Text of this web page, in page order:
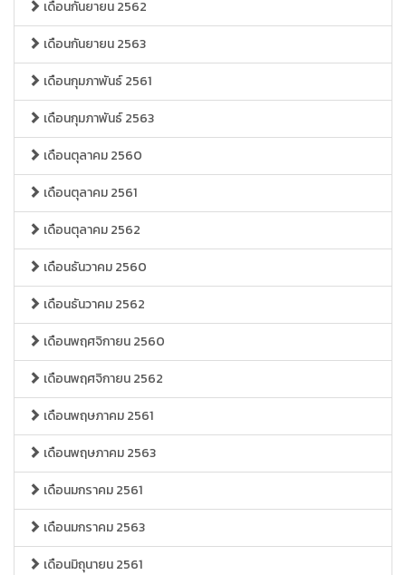
เดือนกันยายน 2562
เดือนกันยายน 2563
เดือนกุมภาพันธ์ 2561
เดือนกุมภาพันธ์ 2563
เดือนตุลาคม 2560
เดือนตุลาคม 2561
เดือนตุลาคม 2562
เดือนธันวาคม 2560
เดือนธันวาคม 2562
เดือนพฤศจิกายน 2560
เดือนพฤศจิกายน 2562
เดือนพฤษภาคม 2561
เดือนพฤษภาคม 2563
เดือนมกราคม 2561
เดือนมกราคม 2563
เดือนมิถุนายน 2561